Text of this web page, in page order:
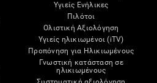
Υγιείς Ενήλικες
Πιλότοι
Ολιστική Αξιολόγηση
Υγιείς ηλικιωμένοι (iTV)
Προπόνηση για Ηλικιωμένους
Γνωστική κατάσταση σε
ηλικιωμένους